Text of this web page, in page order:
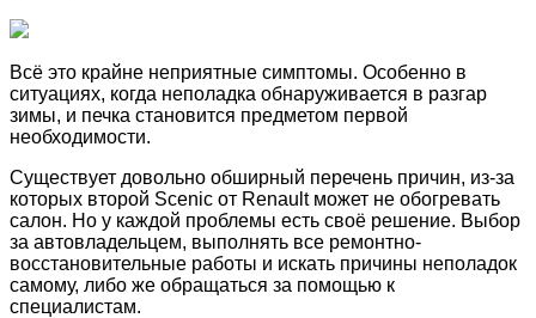
Всё это крайне неприятные симптомы. Особенно в
ситуациях, когда неполадка обнаруживается в разгар
зимы, и печка становится предметом первой
необходимости.
Существует довольно обширный перечень причин, из-за
которых второй Scenic от Renault может не обогревать
салон. Но у каждой проблемы есть своё решение. Выбор
за автовладельцем, выполнять все ремонтно-
восстановительные работы и искать причины неполадок
самому, либо же обращаться за помощью к
специалистам.